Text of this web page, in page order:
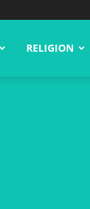
RELIGION